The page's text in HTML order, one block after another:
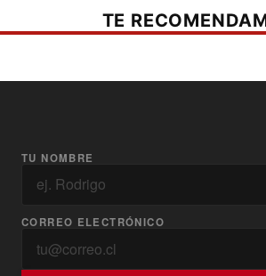
TE
TU NOMBRE
CORREO ELECTRÓNICO